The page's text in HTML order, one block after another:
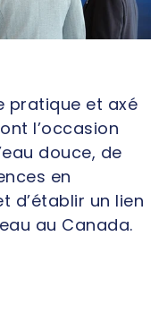
pratique et axé
l’occasion
douce, de
en
d’établir un lien
au Canada.